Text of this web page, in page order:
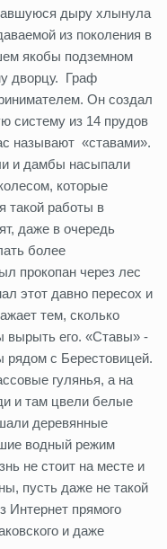
дыру хлынула
из поколения в
якобы подземном
дворцу. Граф
Он создал
систему из 14 прудов
называют «ставами».
и дамбы насыпали
которые
работы в
даже в очередь
более
прокопан через лес
этот давно пересох и
тем, сколько
вырыть его. «Ставы» -
рядом с Берестовицей.
гулянья, а на
и там цвели белые
деревянные
водный режим
не стоит на месте и
пусть даже не такой
Интернет прямого
и даже